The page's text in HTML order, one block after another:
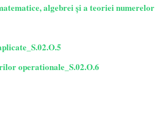
algebrei și a teoriei numerelor
operationale_S.02.O.6